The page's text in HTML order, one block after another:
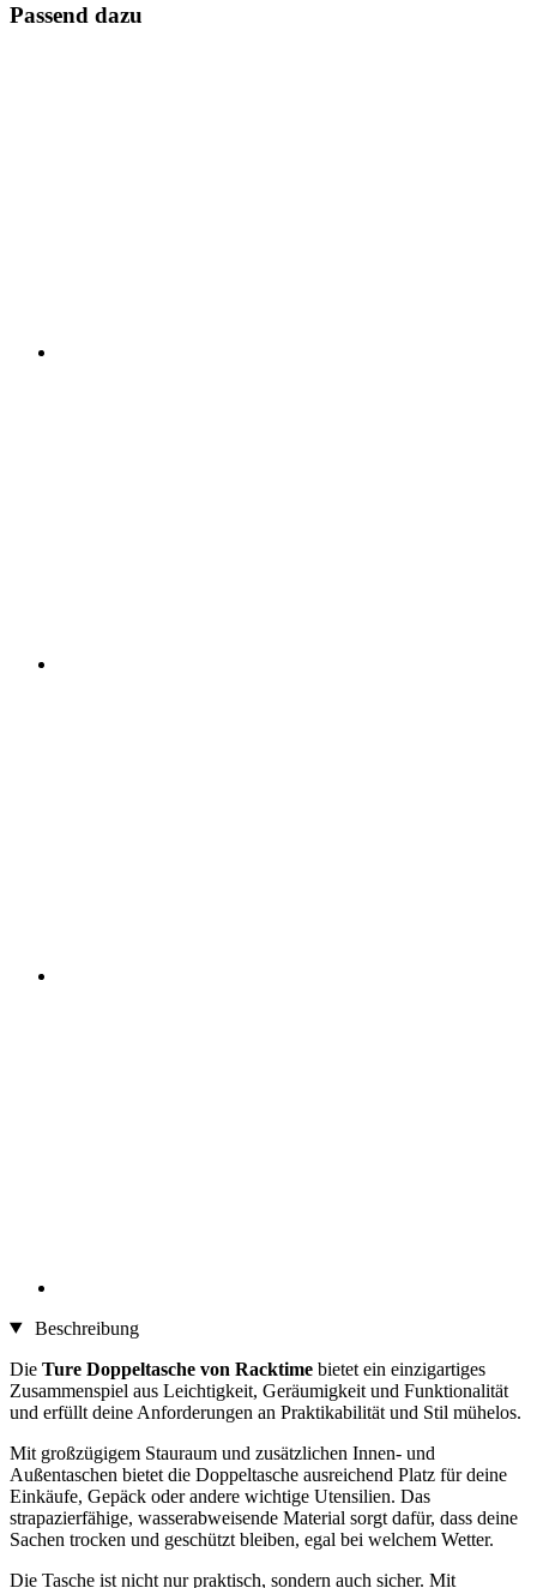
Passend dazu
Beschreibung
Die Ture Doppeltasche von Racktime bietet ein einzigartiges
Zusammenspiel aus Leichtigkeit, Geräumigkeit und Funktionalität
und erfüllt deine Anforderungen an Praktikabilität und Stil mühelos.
Mit großzügigem Stauraum und zusätzlichen Innen- und
Außentaschen bietet die Doppeltasche ausreichend Platz für deine
Einkäufe, Gepäck oder andere wichtige Utensilien. Das
strapazierfähige, wasserabweisende Material sorgt dafür, dass deine
Sachen trocken und geschützt bleiben, egal bei welchem Wetter.
Die Tasche ist nicht nur praktisch, sondern auch sicher. Mit